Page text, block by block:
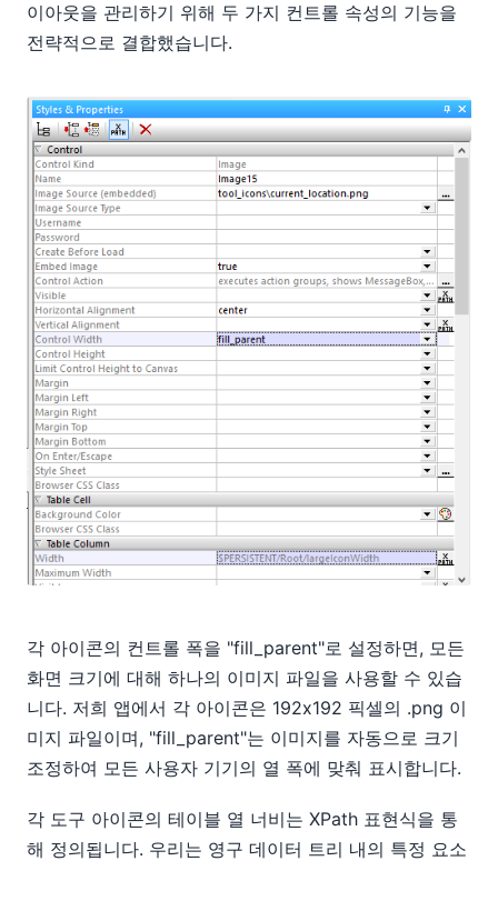
이아웃을 관리하기 위해 두 가지 컨트롤 속성의 기능을
전략적으로 결합했습니다.
각 아이콘의 컨트롤 폭을 "fill_parent"로 설정하면, 모든
화면 크기에 대해 하나의 이미지 파일을 사용할 수 있습
니다. 저희 앱에서 각 아이콘은 192x192 픽셀의 .png 이
미지 파일이며, "fill_parent"는 이미지를 자동으로 크기
조정하여 모든 사용자 기기의 열 폭에 맞춰 표시합니다.
각 도구 아이콘의 테이블 열 너비는 XPath 표현식을 통
해 정의됩니다. 우리는 영구 데이터 트리 내의 특정 요소